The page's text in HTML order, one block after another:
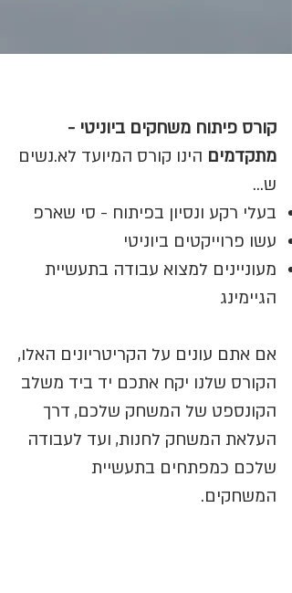
קורס פיתוח משחקים ביוניטי -
מתקדמים הינו קורס המיועד לא.נשים
ש...
בעלי רקע ונסיון בפיתוח - סי שארפ
עשו פרוייקטים ביוניטי
מעוניינים למצוא עבודה בתעשיית
הגיימינג
אם אתם עונים על הקריטריונים האלו,
הקורס שלנו יקח אתכם יד ביד משלב
הקונספט של המשחק שלכם, דרך
העלאת המשחק לחנות, ועד לעבודה
שלכם כמפתחים בתעשיית
המשחקים.